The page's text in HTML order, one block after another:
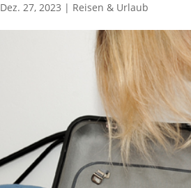
Dez. 27, 2023 | Reisen & Urlaub